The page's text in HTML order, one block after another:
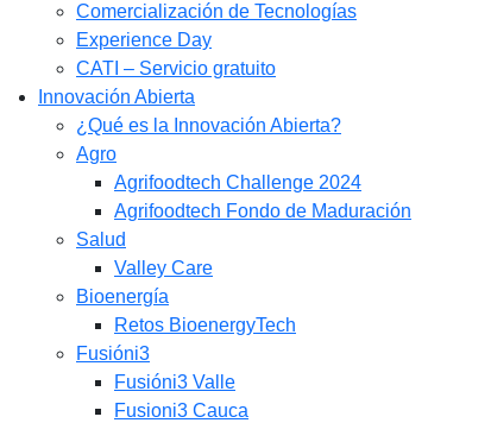
Comercialización de Tecnologías
Experience Day
CATI – Servicio gratuito
Innovación Abierta
¿Qué es la Innovación Abierta?
Agro
Agrifoodtech Challenge 2024
Agrifoodtech Fondo de Maduración
Salud
Valley Care
Bioenergía
Retos BioenergyTech
Fusióni3
Fusióni3 Valle
Fusioni3 Cauca